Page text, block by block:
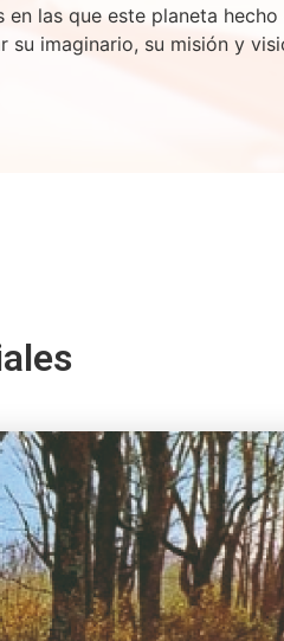
en las que este planeta
su imaginario, su misión y